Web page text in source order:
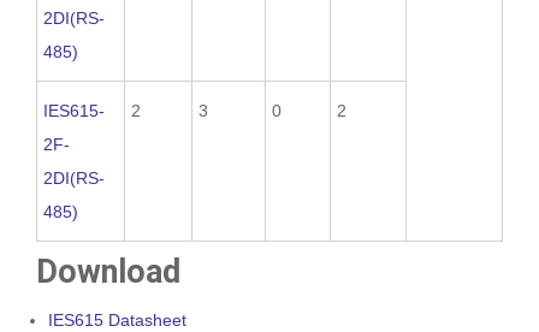
2DI(RS-
485)
IES615-
2F-
2DI(RS-
485)
2 3 0 2
Download
IES615 Datasheet